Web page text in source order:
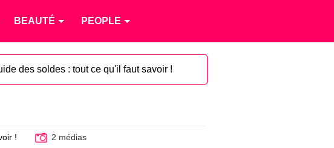
BEAUTÉ PEOPLE
des soldes : tout ce qu'il faut savoir !
! 2 médias